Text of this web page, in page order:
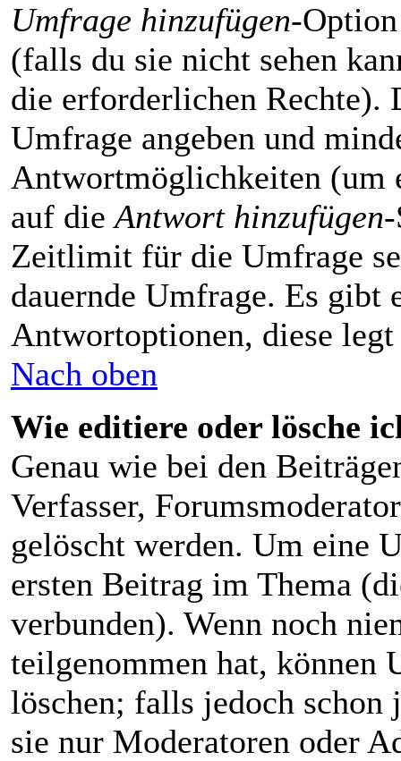
Umfrage hinzufügen-
(falls du sie nicht sehen
die erforderlichen Rechte).
Umfrage angeben und
Antwortmöglichkeiten (um
auf dieAntwort hinzufügen
Zeitlimit für die Umfrage
dauernde Umfrage. Es gibt
Antwortoptionen, diese
Nach oben
Wie editiere oder lösche
Genau wie bei den
Verfasser,
gelöscht werden. Um eine
ersten Beitrag im Thema
verbunden). Wenn noch
teilgenommen hat, können
löschen; falls jedoch
sie nur Moderatoren oder